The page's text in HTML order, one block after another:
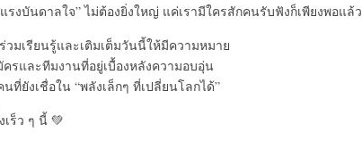
แรงบันดาลใจ” ไม่ต้องยิ่งใหญ่ แค่เรามีใครสักคนรับฟังก็เพียงพอแล้ว
มเรียนรู้และเติมเต็มวันนี้ให้มีความหมาย
รและทีมงานที่อยู่เบื้องหลังความอบอุ่น
ยังเชื่อใน “พลังเล็กๆ ที่เปลี่ยนโลกได้”
ร็ว ๆ นี้ 💚